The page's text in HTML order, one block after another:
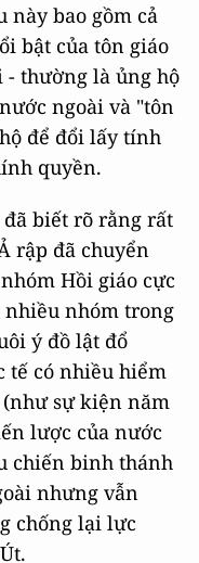
này bao gồm cả
bật của tôn giáo
- thường là ủng hộ
ngoài và "tôn
để đổi lấy tính
quyền.
biết rõ rằng rất
rập đã chuyển
Hồi giáo cực
nhóm trong
ý đồ lật đổ
tế có nhiều hiểm
sự kiện năm
lược của nước
chiến binh thánh
nhưng vẫn
chống lại lực